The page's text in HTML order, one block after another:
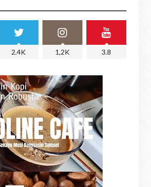
2.4K 1,2K 3.8